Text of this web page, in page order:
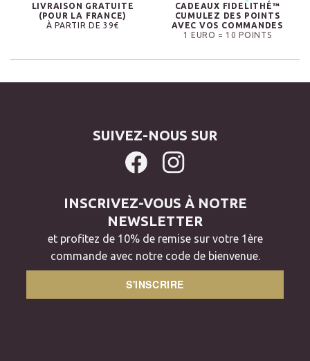
LIVRAISON GRATUITE
(POUR LA FRANCE)
À PARTIR DE 39€
CADEAUX FIDELITHÉ™
CUMULEZ DES POINTS
AVEC VOS COMMANDES
1 EURO = 10 POINTS
SUIVEZ-NOUS SUR
INSCRIVEZ-VOUS À NOTRE
NEWSLETTER
et profitez de 10% de remise sur votre 1ère
commande avec notre code de bienvenue.
S'INSCRIRE